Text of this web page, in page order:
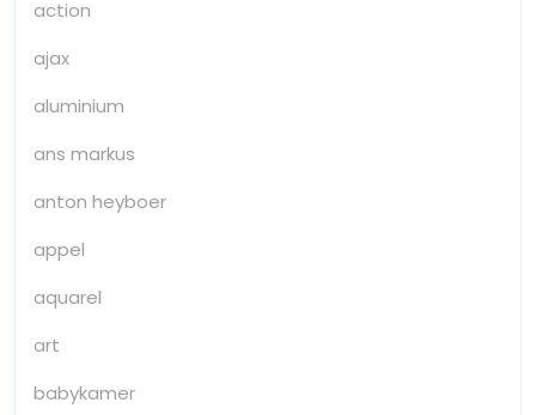
action
ajax
aluminium
ans markus
anton heyboer
appel
aquarel
art
babykamer